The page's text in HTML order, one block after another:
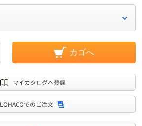
カゴへ
マイカタログへ登録
LOHACOでのご注文